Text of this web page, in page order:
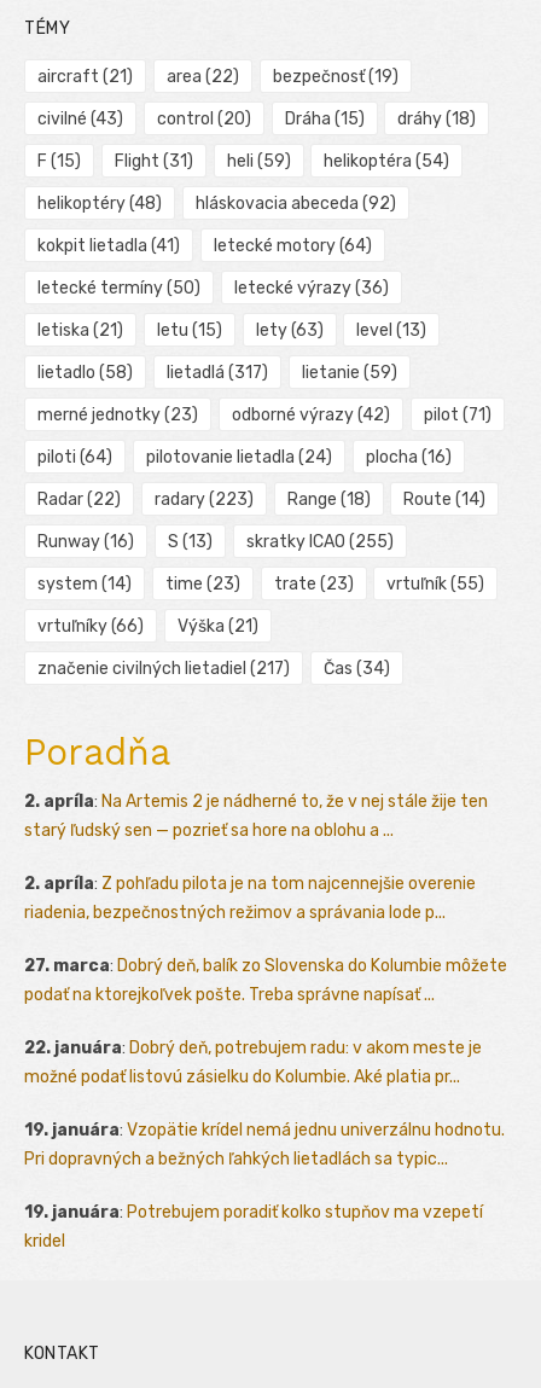
TÉMY
aircraft (21) area (22) bezpečnosť(19)
civilné (43) control (20) Dráha (15) dráhy(18)
F (15) Flight (31) heli (59) helikoptéra (54)
helikoptéry(48) hláskovacia abeceda (92)
kokpit lietadla (41) letecké motory(64)
letecké termíny(50) letecké výrazy(36)
letiska (21) letu (15) lety(63) level (13)
lietadlo (58) lietadlá (317) lietanie (59)
merné jednotky(23) odborné výrazy(42) pilot (71)
piloti (64) pilotovanie lietadla (24) plocha (16)
Radar(22) radary(223) Range (18) Route (14)
Runway(16) S (13) skratky ICAO (255)
system (14) time (23) trate (23) vrtuľník(55)
vrtuľníky(66) Výška (21)
značenie civilných lietadiel (217) Čas (34)
Poradňa
2. apríla: Na Artemis 2 je nádherné to, že v nej stále žije ten
starý ľudský sen — pozrieť sa hore na oblohu a ...
2. apríla: Z pohľadu pilota je na tom najcennejšie overenie
riadenia, bezpečnostných režimov a správania lode p...
27. marca: Dobrý deň, balík zo Slovenska do Kolumbie môžete
podať na ktorejkoľvek pošte. Treba správne napísať ...
22. januára: Dobrý deň, potrebujem radu: v akom meste je
možné podať listovú zásielku do Kolumbie. Aké platia pr...
19. januára: Vzopätie krídel nemá jednu univerzálnu hodnotu.
Pri dopravných a bežných ľahkých lietadlách sa typic...
19. januára: Potrebujem poradiť kolko stupňov ma vzepetí
kridel
KONTAKT